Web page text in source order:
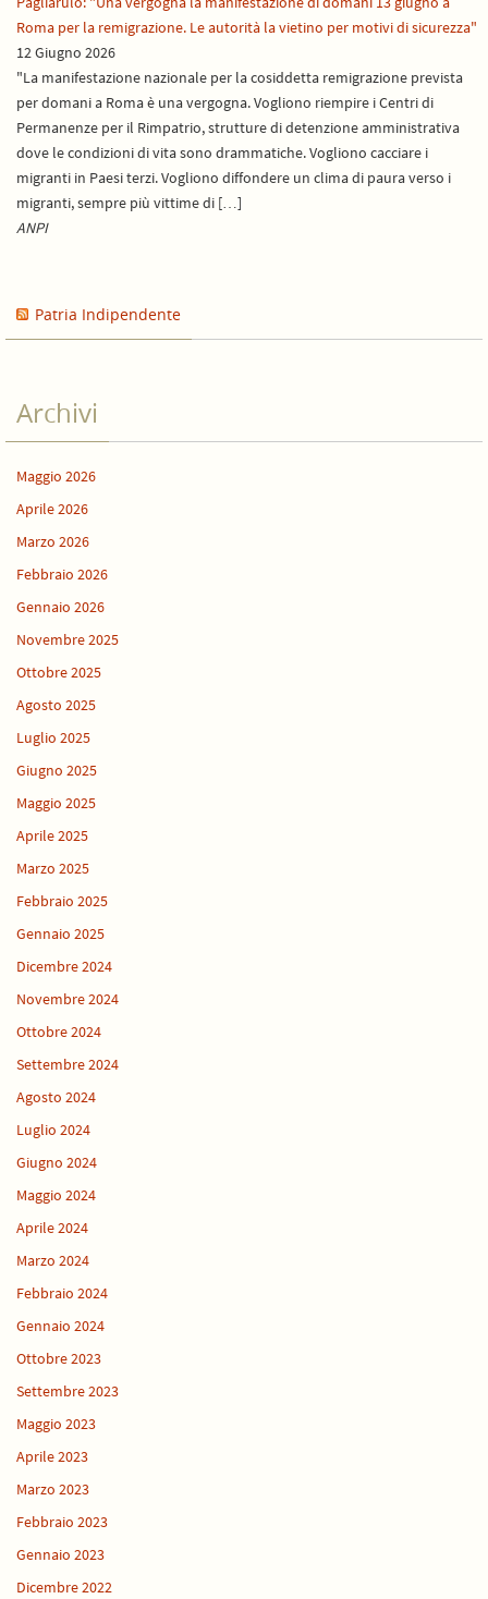
Roma per la remigrazione. Le autorità la vietino per motivi di sicurezza"
12 Giugno 2026
"La manifestazione nazionale per la cosiddetta remigrazione prevista
per domani a Roma è una vergogna. Vogliono riempire i Centri di
Permanenze per il Rimpatrio, strutture di detenzione amministrativa
dove le condizioni di vita sono drammatiche. Vogliono cacciare i
migranti in Paesi terzi. Vogliono diffondere un clima di paura verso i
migranti, sempre più vittime di […]
ANPI
Patria Indipendente
Archivi
Maggio 2026
Aprile 2026
Marzo 2026
Febbraio 2026
Gennaio 2026
Novembre 2025
Ottobre 2025
Agosto 2025
Luglio 2025
Giugno 2025
Maggio 2025
Aprile 2025
Marzo 2025
Febbraio 2025
Gennaio 2025
Dicembre 2024
Novembre 2024
Ottobre 2024
Settembre 2024
Agosto 2024
Luglio 2024
Giugno 2024
Maggio 2024
Aprile 2024
Marzo 2024
Febbraio 2024
Gennaio 2024
Ottobre 2023
Settembre 2023
Maggio 2023
Aprile 2023
Marzo 2023
Febbraio 2023
Gennaio 2023
Dicembre 2022